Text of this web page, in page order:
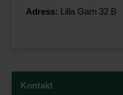
Adress: Lilla Garn 32 B
Kontakt